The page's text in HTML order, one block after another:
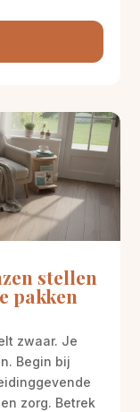
stellen
pakken
zwaar. Je
Begin bij
zorg. Betrek